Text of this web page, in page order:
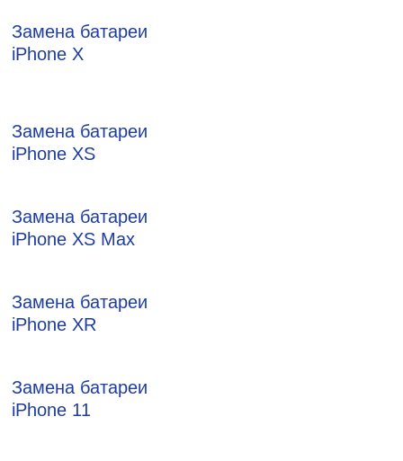
Замена батареи
iPhone X
Замена батареи
iPhone XS
Замена батареи
iPhone XS Max
Замена батареи
iPhone XR
Замена батареи
iPhone 11